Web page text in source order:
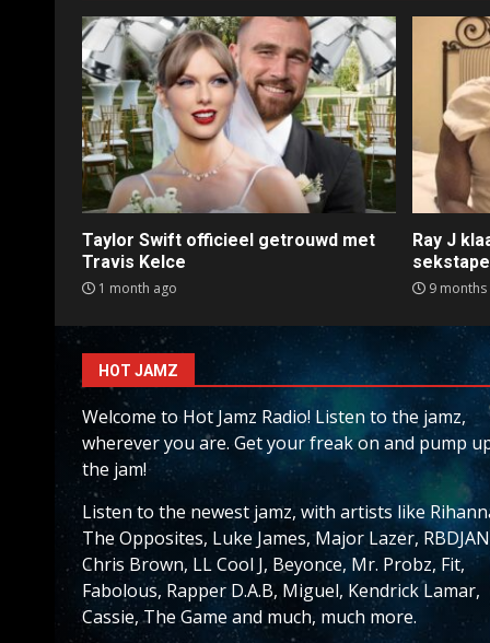
Taylor Swift officieel getrouwd met
Travis Kelce
1 month ago
Ray J
sekstape
9 months
HOT JAMZ
Welcome to Hot Jamz Radio! Listen to the jamz,
wherever you are. Get your freak on and pump
the jam!
Listen to the newest jamz, with artists like
The Opposites, Luke James, Major Lazer,
Chris Brown, LL Cool J, Beyonce, Mr. Probz, Fit,
Fabolous, Rapper D.A.B, Miguel, Kendrick Lamar,
Cassie, The Game and much, much more.